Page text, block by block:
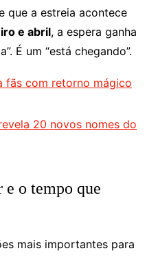
que a estreia acontece
e abril, a espera ganha
É um “está chegando”.
fãs com retorno mágico
20 novos nomes do
o tempo que
mais importantes para